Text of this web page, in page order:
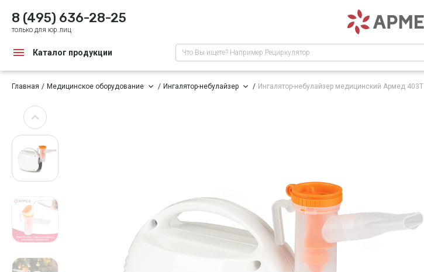
8 (495) 636-28-25
только для юр.лиц
Каталог продукции Что Вы ищете? Например Рециркулятор
Главная Медицинское оборудование Ингалятор-небулайзер Ингалятор-небулайзер медицинский Армед 403Т